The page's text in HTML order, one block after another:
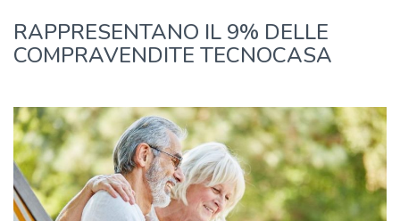
RAPPRESENTANO IL 9% DELLE
COMPRAVENDITE TECNOCASA